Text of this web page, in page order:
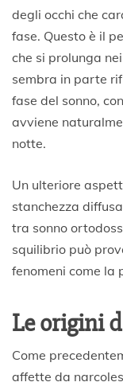
degli occhi che
fase. Questo è il
che si prolunga
sembra in parte
fase del sonno,
avviene
notte.
Un ulteriore
stanchezza
tra sonno
squilibrio può
fenomeni come la
Le origini
Come
affette da